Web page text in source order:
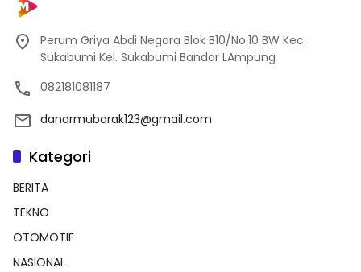
Perum Griya Abdi Negara Blok B10/No.10 BW Kec.
Sukabumi Kel. Sukabumi Bandar LAmpung
082181081187
danarmubarak123@gmail.com
Kategori
BERITA
TEKNO
OTOMOTIF
NASIONAL